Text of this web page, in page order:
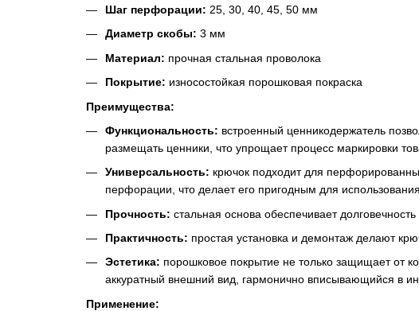
Шаг перфорации: 25, 30, 40, 45, 50 мм
Диаметр скобы: 3 мм
Материал: прочная стальная проволока
Покрытие: износостойкая порошковая покраска
Преимущества:
Функциональность: встроенный ценникодержатель
размещать ценники, что упрощает процесс маркировки
Универсальность: крючок подходит для
перфорации, что делает его пригодным для
Прочность: стальная основа обеспечивает долговечность
Практичность: простая установка и демонтаж делают
Эстетика: порошковое покрытие не только защищает от
аккуратный внешний вид, гармонично вписывающийся в
Применение: